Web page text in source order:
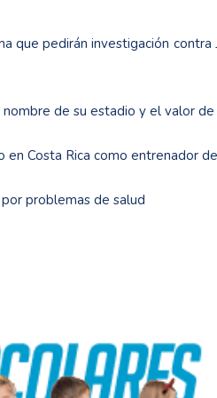
que pedirán investigación contra
de su estadio y el valor
Costa Rica como entrenador
problemas de salud
agresión a un árbitro